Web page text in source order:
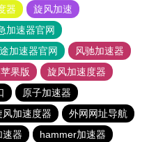
器
旋风加速
加速器官网
加速器官网
风驰加速器
果版
旋风加速度器
原子加速器
风加速度器
外网网址导航
速器
hammer加速器